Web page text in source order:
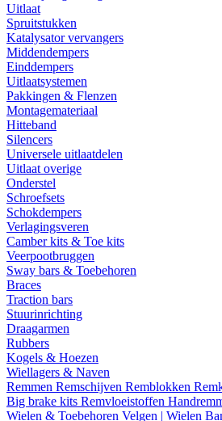
Uitlaat
Spruitstukken
Katalysator vervangers
Middendempers
Einddempers
Uitlaatsystemen
Pakkingen & Flenzen
Montagemateriaal
Hitteband
Silencers
Universele uitlaatdelen
Uitlaat overige
Onderstel
Schroefsets
Schokdempers
Verlagingsveren
Camber kits & Toe kits
Veerpootbruggen
Sway bars & Toebehoren
Braces
Traction bars
Stuurinrichting
Draagarmen
Rubbers
Kogels & Hoezen
Wiellagers & Naven
Remmen Remschijven Remblokken
Big brake kits Remvloeistoffen
Wielen & Toebehoren Velgen | Wielen